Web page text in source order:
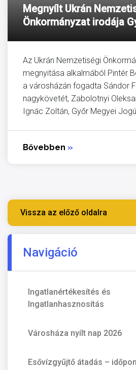
Megnyílt Ukrán
Önkormányzat irodája
Az Ukrán Nemzetiségi
megnyitása alkalmából Pintér
a városházán fogadta Sándor
nagykövetét, Zabolotnyi
Ignác Zoltán, Győr Megyei
Bővebben »
Vissza az előző oldalra
Navigáció
Ingatlanértékesítés és
Ingatlanhasznosítás
Városháza nyílt nap 2026
Esővízgyűjtő átadás –